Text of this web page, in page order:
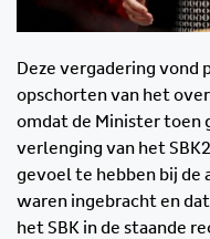
Deze vergadering vond
opschorten van het
omdat de Minister toen
verlenging van het
gevoel te hebben bij de
waren ingebracht en
het SBK in de staande